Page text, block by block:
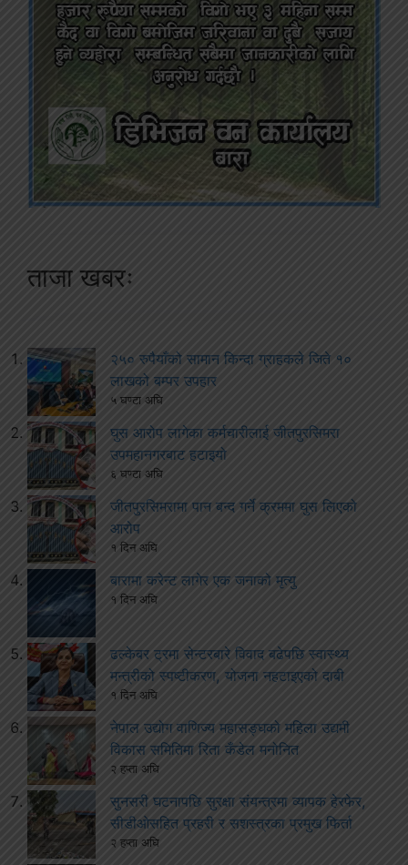
ताजा खबरः
२५० रुपैयाँको सामान किन्दा ग्राहकले जिते १०
लाखको बम्पर उपहार
५ घण्टा अघि
घुस आरोप लागेका कर्मचारीलाई जीतपुरसिमरा
उपमहानगरबाट हटाइयो
६ घण्टा अघि
जीतपुरसिमरामा पान बन्द गर्ने क्रममा घुस लिएको
आरोप
१ दिन अघि
बारामा करेन्ट लागेर एक जनाको मृत्यु
१ दिन अघि
ढल्केबर ट्रमा सेन्टरबारे विवाद बढेपछि स्वास्थ्य
मन्त्रीको स्पष्टीकरण, योजना नहटाइएको दाबी
१ दिन अघि
नेपाल उद्योग वाणिज्य महासङ्घको महिला उद्यमी
विकास समितिमा रिता कँडेल मनोनित
२ हप्ता अघि
सुनसरी घटनापछि सुरक्षा संयन्त्रमा व्यापक हेरफेर,
सीडीओसहित प्रहरी र सशस्त्रका प्रमुख फिर्ता
२ हप्ता अघि